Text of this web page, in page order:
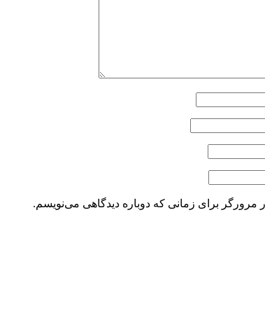
مرورگر برای زمانی که دوباره دیدگاهی می‌نویسم.